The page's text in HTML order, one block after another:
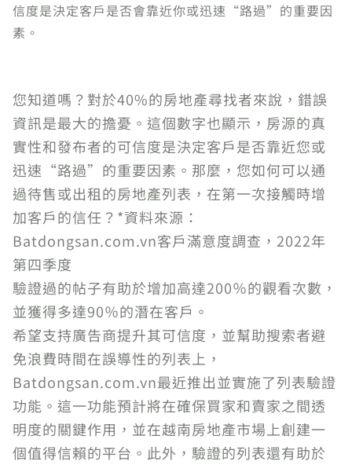
信度是決定客戶是否會靠近你或迅速“路過”的重要因
素。
您知道嗎？對於40%的房地產尋找者來說，錯誤
資訊是最大的擔憂。這個數字也顯示，房源的真
實性和發布者的可信度是決定客戶是否靠近您或
迅速“路過”的重要因素。那麼，您如何可以通
過待售或出租的房地產列表，在第一次接觸時增
加客戶的信任？*資料來源：
Batdongsan.com.vn客戶滿意度調查，2022年
第四季度
驗證過的帖子有助於增加高達200％的觀看次數，
並獲得多達90％的潛在客戶。
希望支持廣告商提升其可信度，並幫助搜索者避
免浪費時間在誤導性的列表上，
Batdongsan.com.vn最近推出並實施了列表驗證
功能。這一功能預計將在確保買家和賣家之間透
明度的關鍵作用，並在越南房地產市場上創建一
個值得信賴的平台。此外，驗證的列表還有助於